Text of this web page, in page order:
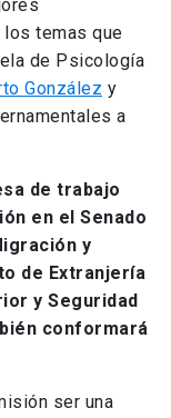
temas que
de Psicología
González y
a
de trabajo
en el Senado
y
de Extranjería
y Seguridad
conformará
ser una